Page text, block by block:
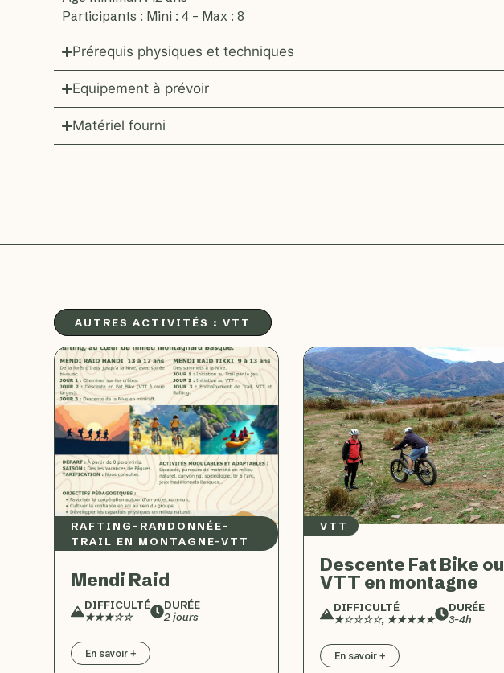
Participants : Mini : 4 – Max : 8
Prérequis physiques et techniques
Equipement à prévoir
Matériel fourni
AUTRES ACTIVITÉS :VTT
RAFTING – RANDONNÉE–
TRAIL EN MONTAGNE–VTT
Mendi Raid
DIFFICULTÉ
★★★☆☆
DURÉE
2 jours
En savoir +
VTT
Descente Fat Bike ou
VTT en montagne
DIFFICULTÉ
★☆☆☆☆, ★★★★★
DURÉE
3-4h
En savoir +